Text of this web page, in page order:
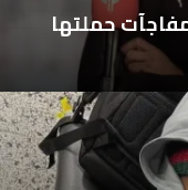
حملتها